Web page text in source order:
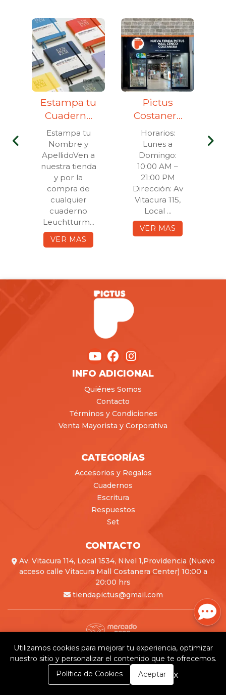
Estampa tu
Cuaderno
Leuchtturm
1917
Estampa tu
Nombre y
ApellidoVen a
nuestra tienda
y por la
compra de
cualquier
cuaderno
Leuchtturm...
VER MAS
Pictus
Costanera
Center
Horarios:
Lunes a
Domingo:
10:00 AM –
21:00 PM
Dirección: Av
Vitacura 115,
Local ...
VER MAS
INFO ADICIONAL
Quiénes Somos
Contacto
Términos y Condiciones
Venta Mayorista y Corporativa
CATEGORÍAS
Accesorios y Regalos
Cuadernos
Escritura
Respuestos
Set
CONTACTO
Av. Vitacura 114, Local 1534, Nivel 1,Providencia (Nuevo
acceso calle Vitacura Mall Costanera Center) 10:00 a
20:00 hrs
tiendapictus@gmail.com
Pictus © 2026
Creado porBsale
0
Utilizamos cookies para mejorar tu experiencia, optimizar
nuestro sitio y personalizar el contenido que te ofrecemos.
Política de Cookies
Aceptar x